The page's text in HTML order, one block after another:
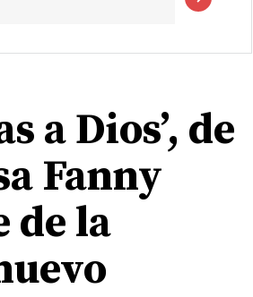
a Dios’, de
Fanny
de la